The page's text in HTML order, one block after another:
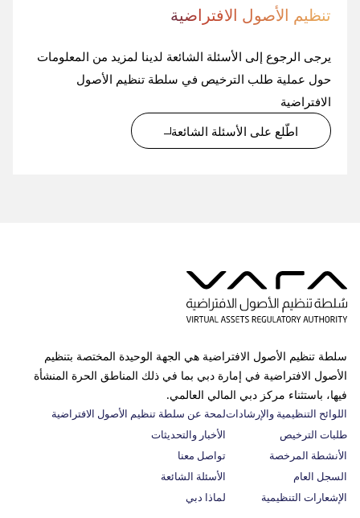
تنظيم الأصول الافتراضية
يرجى الرجوع إلى الأسئلة الشائعة لدينا لمزيد من المعلومات
حول عملية طلب الترخيص في سلطة تنظيم الأصول
الافتراضية
اطّلع على الأسئلة الشائعة
سلطة تنظيم الأصول الافتراضية هي الجهة الوحيدة المختصة بتنظيم
الأصول الافتراضية في إمارة دبي بما في ذلك المناطق الحرة المنشأة
فيها، باستثناء مركز دبي المالي العالمي.
اللوائح التنظيمية والإرشادات
طلبات الترخيص
الأنشطة المرخصة
السجل العام
الإشعارات التنظيمية
لمحة عن سلطة تنظيم الأصول الافتراضية
الأخبار والتحديثات
تواصل معنا
الأسئلة الشائعة
لماذا دبي